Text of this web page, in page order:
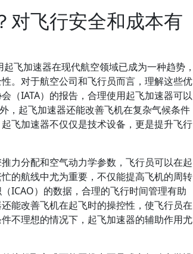
对飞行安全和成本有
起飞加速器在现代航空领域已成为一种趋势，
。对于航空公司和飞行员而言，理解这些优
（IATA）的报告，合理使用起飞加速器可以
，起飞加速器还能改善飞机在复杂气候条件
飞加速器不仅仅是技术设备，更是提升飞行
力分配和空气动力学参数，飞行员可以在起
的航线中尤为重要，不仅能提高飞机的周转
ICAO）的数据，合理的飞行时间管理有助
能改善飞机在起飞时的操控性，使飞行员在
不理想的情况下，起飞加速器的辅助作用尤